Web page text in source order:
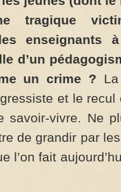
tragique
enseignants
d’un
un crime ?
et le
savoir-vivre. Ne
de grandir par
l’on fait